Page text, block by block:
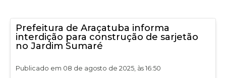
Prefeitura de Araçatuba informa
interdição para construção de sarjetão
no Jardim Sumaré
Publicado em 08 de agosto de 2025, às 16:50